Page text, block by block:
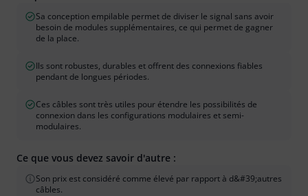
Sa conception empilable permet de diviser le signal sans avoir
besoin de modules supplémentaires, ce qui permet de gagner
de la place.
Ils sont robustes, durables et offrent des connexions fiables
pendant de longues périodes.
Ces câbles sont très utiles pour étendre les possibilités de
connexion dans les configurations modulaires et semi-
modulaires.
Ce que vous devez savoir d'autre :
Son prix est considéré comme élevé par rapport à d&#39;autres
câbles.